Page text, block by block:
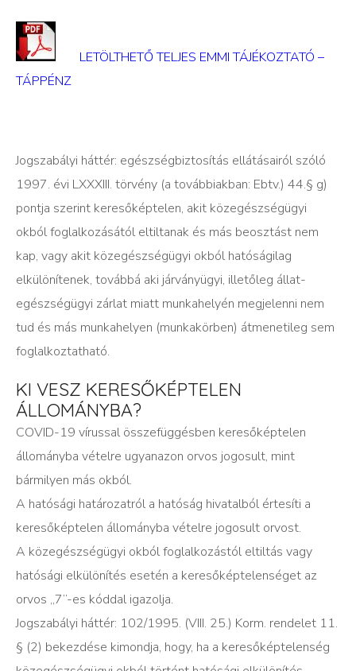
LETÖLTHETŐ TELJES EMMI TÁJÉKOZTATÓ –
TÁPPÉNZ
Jogszabályi háttér: egészségbiztosítás ellátásairól szóló
1997. évi LXXXIII. törvény (a továbbiakban: Ebtv.) 44.§ g)
pontja szerint keresőképtelen, akit közegészségügyi
okból foglalkozásától eltiltanak és más beosztást nem
kap, vagy akit közegészségügyi okból hatóságilag
elkülönítenek, továbbá aki járványügyi, illetőleg állat-
egészségügyi zárlat miatt munkahelyén megjelenni nem
tud és más munkahelyen (munkakörben) átmenetileg sem
foglalkoztatható.
KI VESZ KERESŐKÉPTELEN
ÁLLOMÁNYBA?
COVID-19 vírussal összefüggésben keresőképtelen
állományba vételre ugyanazon orvos jogosult, mint
bármilyen más okból.
A hatósági határozatról a hatóság hivatalból értesíti a
keresőképtelen állományba vételre jogosult orvost.
A közegészségügyi okból foglalkozástól eltiltás vagy
hatósági elkülönítés esetén a keresőképtelenséget az
orvos „7”-es kóddal igazolja.
Jogszabályi háttér: 102/1995. (VIII. 25.) Korm. rendelet 11.
§ (2) bekezdése kimondja, hogy, ha a keresőképtelenség